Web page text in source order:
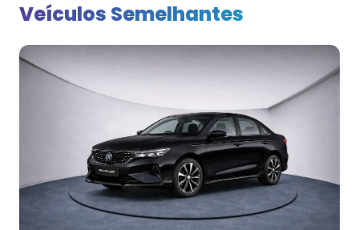
Veículos Semelhantes